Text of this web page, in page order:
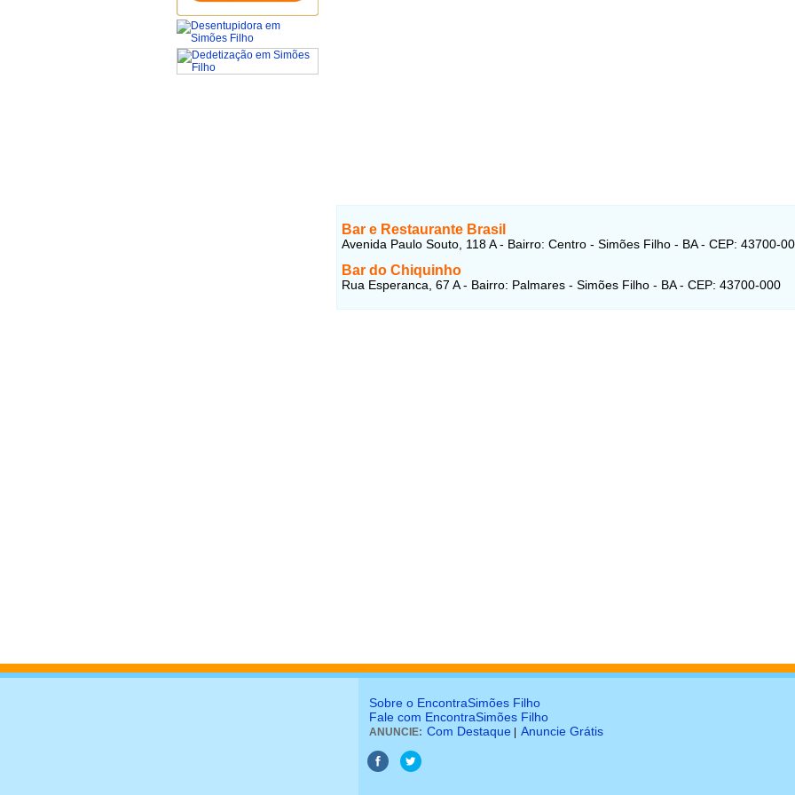
Bar e Restaurante Brasil
Avenida Paulo Souto, 118 A - Bairro: Centro - Simões Filho - BA - CEP: 43700-
Bar do Chiquinho
Rua Esperanca, 67 A - Bairro: Palmares - Simões Filho - BA - CEP: 43700-000
Sobre o EncontraSimões Filho
Fale com EncontraSimões Filho
ANUNCIE: Com Destaque Anuncie Grátis